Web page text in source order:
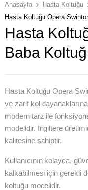
Anasayfa
Hasta Koltuğu
Hasta Koltuğu Opera
Hasta
Baba
Hasta Koltuğu Opera
ve zarif kol
modern tarz ile
modelidir. İngiltere
kalitesine sahiptir.
Kullanıcının kolayca,
kalkabilmesi için gerekli
koltuğu modelidir.